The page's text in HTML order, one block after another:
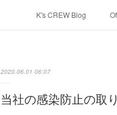
K's CREW Blog
2020.06.01 06:07
当社の感染防止の取